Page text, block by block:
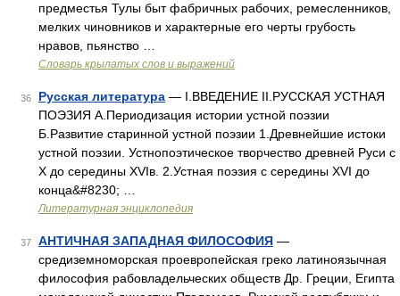
предместья Тулы быт фабричных рабочих, ремесленников,
мелких чиновников и характерные его черты грубость
нравов, пьянство …
Словарь крылатых слов и выражений
36 Русская литература — I.ВВЕДЕНИЕ II.РУССКАЯ УСТНАЯ
ПОЭЗИЯ А.Периодизация истории устной поэзии
Б.Развитие старинной устной поэзии 1.Древнейшие истоки
устной поэзии. Устнопоэтическое творчество древней Руси с
X до середины XVIв. 2.Устная поэзия с середины XVI до
конца&#8230; …
Литературная энциклопедия
37 АНТИЧНАЯ ЗАПАДНАЯ ФИЛОСОФИЯ —
средиземноморская проевропейская греко латиноязычная
философия рабовладельческих обществ Др. Греции, Египта